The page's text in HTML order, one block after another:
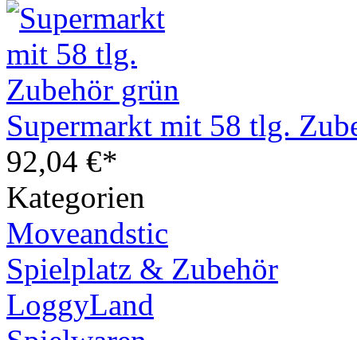
Supermarkt mit 58 tlg.
92,04 €*
Kategorien
Moveandstic
Spielplatz & Zubehör
LoggyLand